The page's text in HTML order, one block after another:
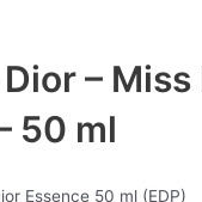
– Miss
50 ml
Essence 50 ml (EDP)